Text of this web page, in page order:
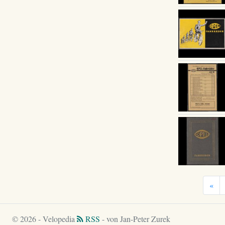
«
© 2026 - Velopedia RSS - von Jan-Peter Zurek